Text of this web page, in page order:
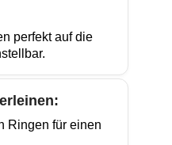
perfekt auf die
Ringen für einen